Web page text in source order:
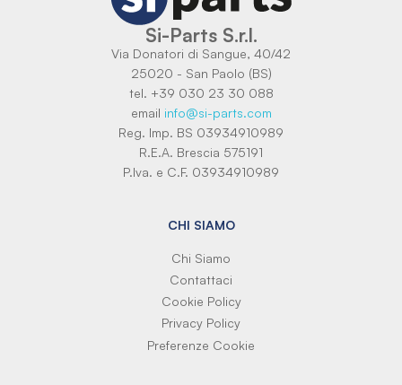
Si-Parts S.r.l.
Via Donatori di Sangue, 40/42
25020 - San Paolo (BS)
tel. +39 030 23 30 088
email info@si-parts.com
Reg. Imp. BS 03934910989
R.E.A. Brescia 575191
P.Iva. e C.F. 03934910989
CHI SIAMO
Chi Siamo
Contattaci
Cookie Policy
Privacy Policy
Preferenze Cookie